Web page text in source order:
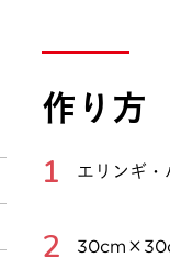
作り方
エリンギ・